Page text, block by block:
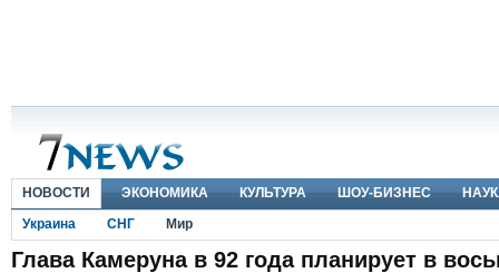
НОВОСТИ ЭКОНОМИКА КУЛЬТУРА ШОУ-БИЗНЕС
Украина
СНГ Мир
Глава Камеруна в 92 года планирует в